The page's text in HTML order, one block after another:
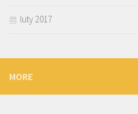
luty 2017
MORE